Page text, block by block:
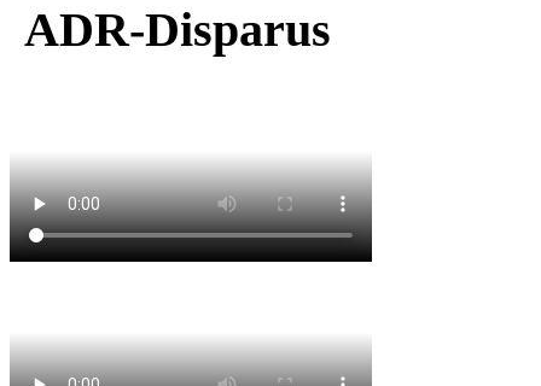
ADR-Disparus